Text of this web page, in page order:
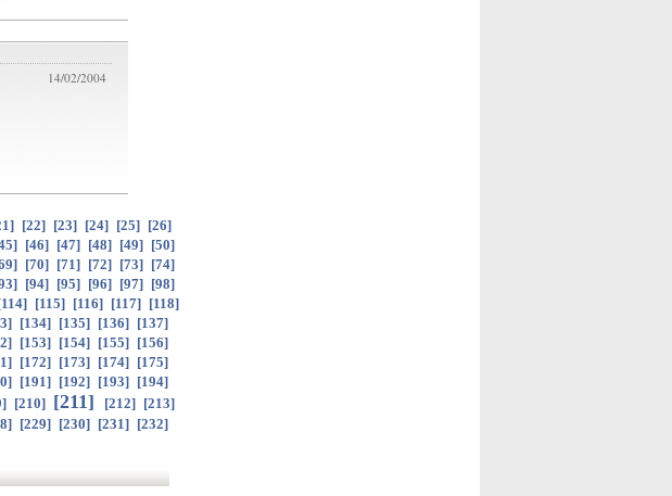
14/02/2004
] [22] [23] [24] [25] [26]
] [46] [47] [48] [49] [50]
] [70] [71] [72] [73] [74]
] [94] [95] [96] [97] [98]
114] [115] [116] [117] [118]
] [134] [135] [136] [137]
] [153] [154] [155] [156]
] [172] [173] [174] [175]
] [191] [192] [193] [194]
] [210] [211] [212] [213]
] [229] [230] [231] [232]